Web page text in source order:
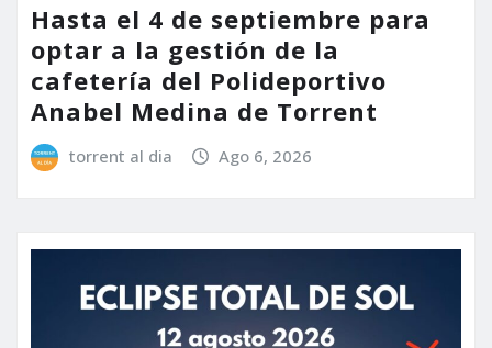
Hasta el 4 de septiembre para
optar a la gestión de la
cafetería del Polideportivo
Anabel Medina de Torrent
torrent al dia Ago 6, 2026